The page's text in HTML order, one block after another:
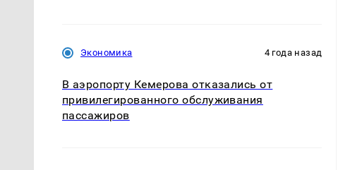
Экономика 4 года назад
В аэропорту Кемерова отказались от
привилегированного обслуживания
пассажиров